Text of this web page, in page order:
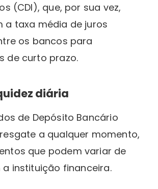
(CDI), que, por sua vez,
a taxa média de juros
os bancos para
de curto prazo.
diária
de Depósito Bancário
a qualquer momento,
que podem variar de
instituição financeira.